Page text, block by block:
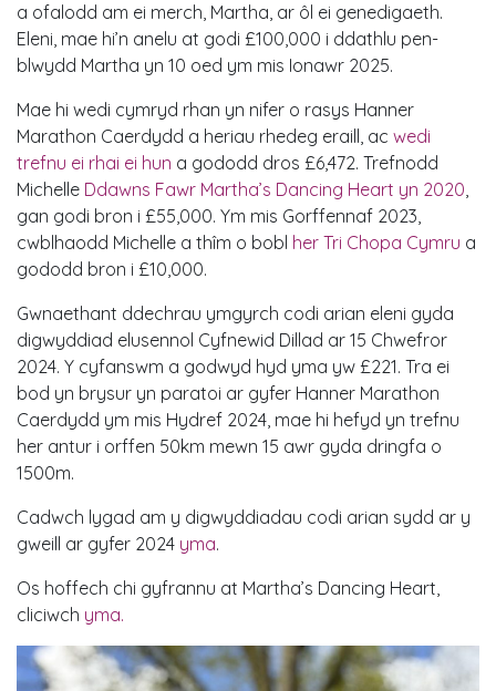
a ofalodd am ei merch, Martha, ar ôl ei genedigaeth.
Eleni, mae hi’n anelu at godi £100,000 i ddathlu pen-
blwydd Martha yn 10 oed ym mis Ionawr 2025.
Mae hi wedi cymryd rhan yn nifer o rasys Hanner
Marathon Caerdydd a heriau rhedeg eraill, ac wedi
trefnu ei rhai ei hun a gododd dros £6,472. Trefnodd
Michelle Ddawns Fawr Martha’s Dancing Heart yn 2020,
gan godi bron i £55,000. Ym mis Gorffennaf 2023,
cwblhaodd Michelle a thîm o bobl her Tri Chopa Cymru a
gododd bron i £10,000.
Gwnaethant ddechrau ymgyrch codi arian eleni gyda
digwyddiad elusennol Cyfnewid Dillad ar 15 Chwefror
2024. Y cyfanswm a godwyd hyd yma yw £221. Tra ei
bod yn brysur yn paratoi ar gyfer Hanner Marathon
Caerdydd ym mis Hydref 2024, mae hi hefyd yn trefnu
her antur i orffen 50km mewn 15 awr gyda dringfa o
1500m.
Cadwch lygad am y digwyddiadau codi arian sydd ar y
gweill ar gyfer 2024 yma.
Os hoffech chi gyfrannu at Martha’s Dancing Heart,
cliciwch yma.